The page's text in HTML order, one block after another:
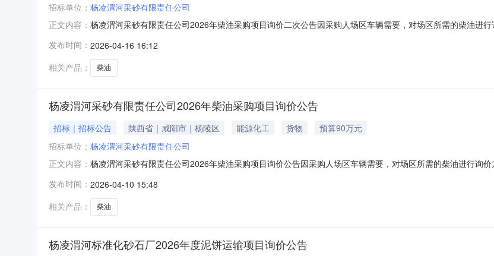
招标单位： 杨凌渭河采砂有限责任公司
正文内容： 杨凌渭河采砂有限责任公司2026年柴油采购项目询价二次公告因采购人场区车辆需要，对场区所需的柴油进
三、采购内容和需求：本次采购项目为柴油采购，采购内容如下：序号名称规格型号计量单位数量备注1柴油
农科新型材料有限
发布时间： 2026-04-16 16:12
相关产品：
柴油
杨凌渭河采砂有限责任公司2026年柴油采购项目询价公告
招标｜招标公告 陕西省｜咸阳市｜杨陵区 能源化工 货物
预算90万元
招标单位： 杨凌渭河采砂有限责任公司
正文内容： 杨凌渭河采砂有限责任公司2026年柴油采购项目询价公告因采购人场区车辆需要，对场区所需的柴油进行询
购内容和需求：本次采购项目为柴油采购，采购内容如下：序号名称规格型号计量单位数量备注1柴油0#升约
型材料有限公司
发布时间： 2026-04-10 15:48
相关产品：
柴油
杨凌渭河标准化砂石厂2026年度泥饼运输项目询价公告